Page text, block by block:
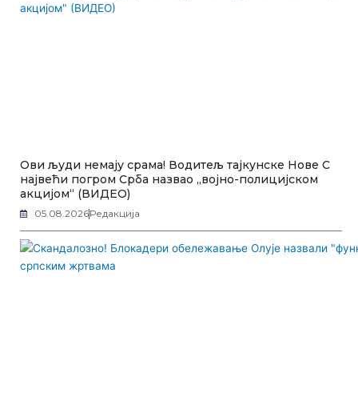
Ови људи немају срама! Водитељ тајкунске Нове С
највећи погром Срба назвао „војно-полицијском
акцијом“ (ВИДЕО)
05.08.2026Редакција